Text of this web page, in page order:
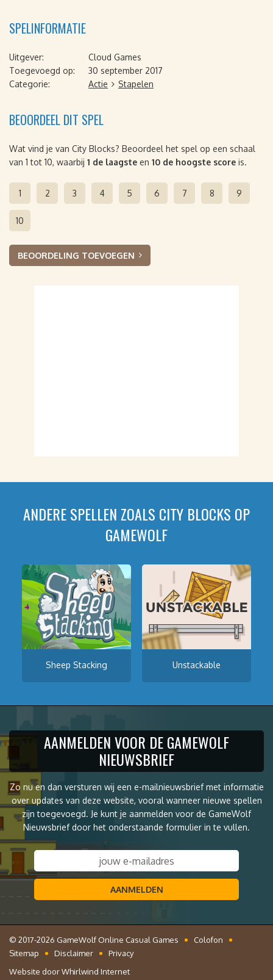
SPELINFORMATIE
Uitgever:
Cloud Games
Toegevoegd op:
30 september 2017
Categorie:
Actie Stapelen
BEOORDEEL DIT SPEL
Wat vind je van City Blocks? Beoordeel het spel op een schaal
van 1 tot 10, waarbij 1 de laagste en 10 de hoogste score is.
1 2 3 4 5 6 7 8 9
10
BEOORDELING TOEVOEGEN
ANDERE SPELLEN ZOALS CITY BLOCKS OP
GAMEWOLF
Sheep Stacking Unstackable
AANMELDEN VOOR DE GAMEWOLF
NIEUWSBRIEF
Zo nu en dan versturen wij een e-mailnieuwsbrief met informatie
over updates van deze website, vooral wanneer nieuwe spellen
zijn toegevoegd. Je kunt je aanmelden voor de GameWolf
Nieuwsbrief door het onderstaande formulier in te vullen.
AANMELDEN
© 2017-2026 GameWolf Online Casual Games
Colofon
Sitemap
Disclaimer
Privacy
Website doorWhirlwind Internet